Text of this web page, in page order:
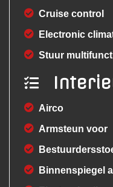
Cruise control
Electronic
Stuur
Airco
Armsteun voor
Binnenspiegel